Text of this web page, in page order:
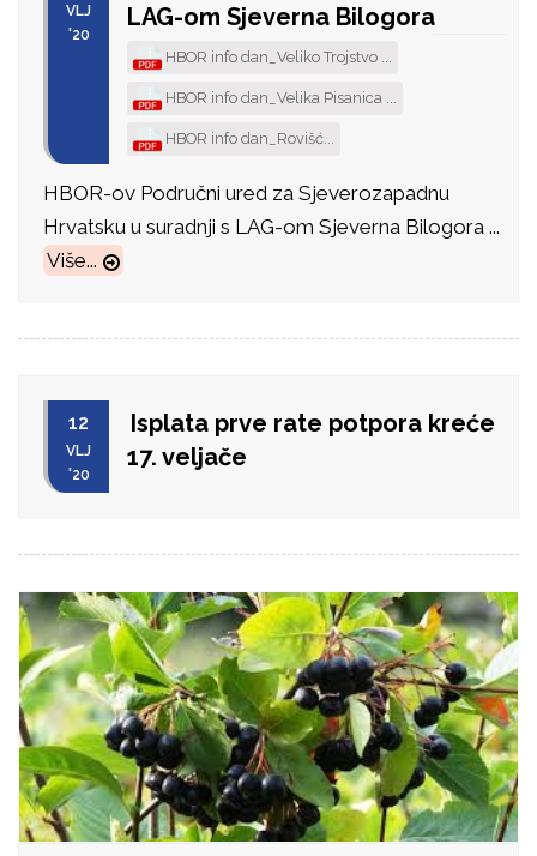
VLJ
'20
LAG-om Sjeverna Bilogora
HBOR info dan_Veliko Trojstvo ...
HBOR info dan_Velika Pisanica ...
HBOR info dan_Rovišć...
HBOR-ov Područni ured za Sjeverozapadnu
Hrvatsku u suradnji s LAG-om Sjeverna Bilogora ...
Više...
12
VLJ
'20
Isplata prve rate potpora kreće
17. veljače